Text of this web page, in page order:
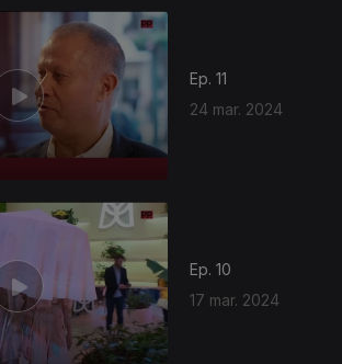
Ep. 11
24 mar. 2024
Ep. 10
17 mar. 2024